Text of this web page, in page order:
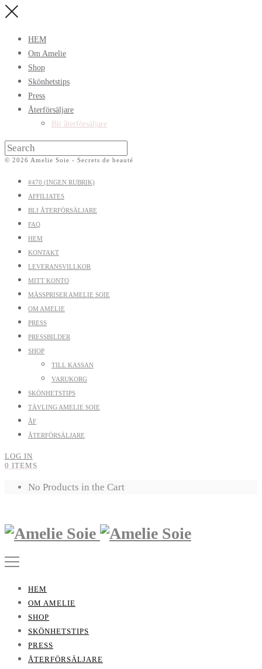
HEM
Om Amelie
Shop
Skönhetstips
Press
Återförsäljare
Bli återförsäljare
© 2026 Amelie Soie - Secrets de beauté
#470 (INGEN RUBRIK)
AFFILIATES
BLI ÅTERFÖRSÄLJARE
FAQ
HEM
KONTAKT
LEVERANSVILLKOR
MITT KONTO
MÄSSPRISER AMELIE SOIE
OM AMELIE
PRESS
PRESSBILDER
SHOP
TILL KASSAN
VARUKORG
SKÖNHETSTIPS
TÄVLING AMELIE SOIE
ÅF
ÅTERFÖRSÄLJARE
LOG IN
0 ITEMS
No Products in the Cart
HEM
OM AMELIE
SHOP
SKÖNHETSTIPS
PRESS
ÅTERFÖRSÄLJARE